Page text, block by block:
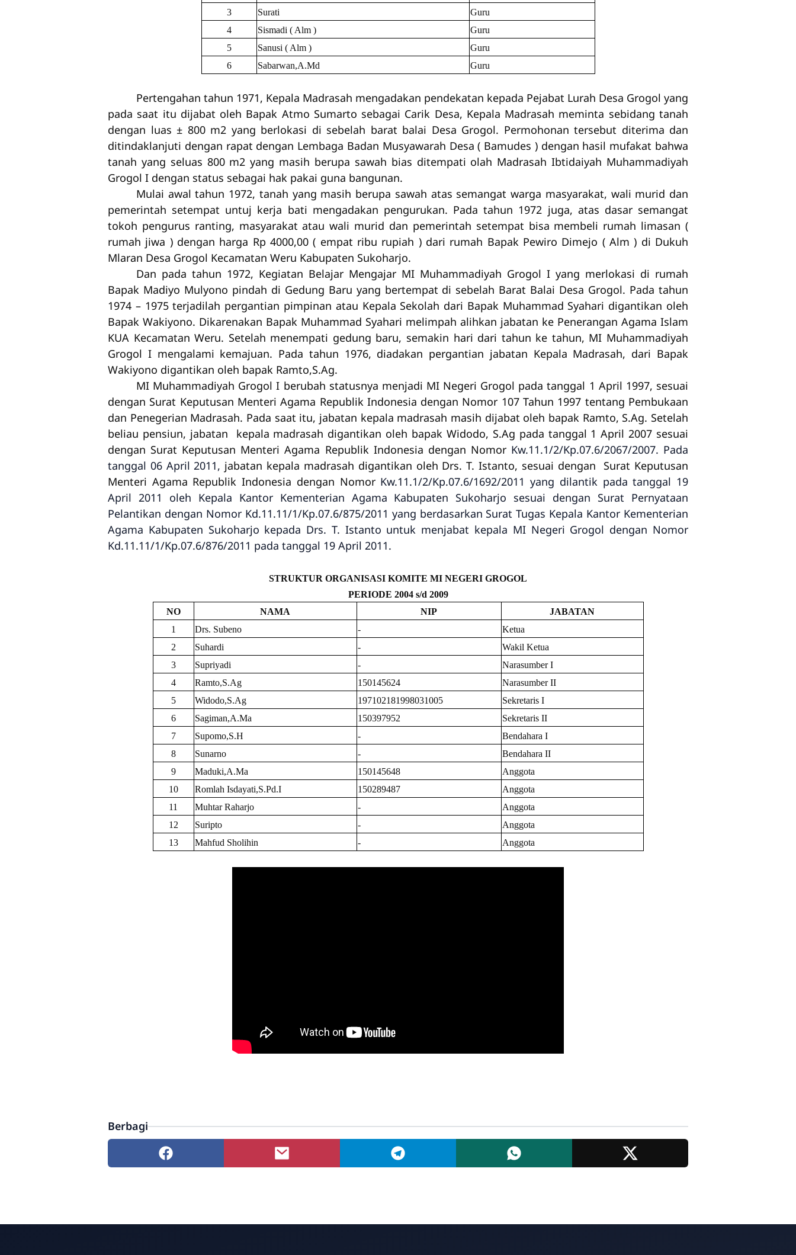
3
Surati
Guru
4
Sismadi ( Alm )
Guru
5
Sanusi ( Alm )
Guru
6
Sabarwan,A.Md Guru
Pertengahan tahun 1971, Kepala Madrasah mengadakan pendekatan kepada Pejabat Lurah Desa Grogol yang
pada saat itu dijabat oleh Bapak Atmo Sumarto sebagai Carik Desa, Kepala Madrasah meminta sebidang tanah
dengan luas ± 800 m2 yang berlokasi di sebelah barat balai Desa Grogol. Permohonan tersebut diterima dan
ditindaklanjuti dengan rapat dengan Lembaga Badan Musyawarah Desa ( Bamudes ) dengan hasil mufakat bahwa
tanah yang seluas 800 m2 yang masih berupa sawah bias ditempati olah Madrasah Ibtidaiyah Muhammadiyah
Grogol I dengan status sebagai hak pakai guna bangunan.
Mulai awal tahun 1972, tanah yang masih berupa sawah atas semangat warga masyarakat, wali murid dan
pemerintah setempat untuj kerja bati mengadakan pengurukan. Pada tahun 1972 juga, atas dasar semangat
tokoh pengurus ranting, masyarakat atau wali murid dan pemerintah setempat bisa membeli rumah limasan (
rumah jiwa ) dengan harga Rp 4000,00 ( empat ribu rupiah ) dari rumah Bapak Pewiro Dimejo ( Alm ) di Dukuh
Mlaran Desa Grogol Kecamatan Weru Kabupaten Sukoharjo.
Dan pada tahun 1972, Kegiatan Belajar Mengajar MI Muhammadiyah Grogol I yang merlokasi di rumah
Bapak Madiyo Mulyono pindah di Gedung Baru yang bertempat di sebelah Barat Balai Desa Grogol. Pada tahun
1974 – 1975 terjadilah pergantian pimpinan atau Kepala Sekolah dari Bapak Muhammad Syahari digantikan oleh
Bapak Wakiyono. Dikarenakan Bapak Muhammad Syahari melimpah alihkan jabatan ke Penerangan Agama Islam
KUA Kecamatan Weru. Setelah menempati gedung baru, semakin hari dari tahun ke tahun, MI Muhammadiyah
Grogol I mengalami kemajuan. Pada tahun 1976, diadakan pergantian jabatan Kepala Madrasah, dari Bapak
Wakiyono digantikan oleh bapak Ramto,S.Ag.
MI Muhammadiyah Grogol I berubah statusnya menjadi MI Negeri Grogol pada tanggal 1 April 1997, sesuai
dengan Surat Keputusan Menteri Agama Republik Indonesia dengan Nomor 107 Tahun 1997 tentang Pembukaan
dan Penegerian Madrasah. Pada saat itu, jabatan kepala madrasah masih dijabat oleh bapak Ramto, S.Ag. Setelah
beliau pensiun, jabatan kepala madrasah digantikan oleh bapak Widodo, S.Ag pada tanggal 1 April 2007 sesuai
dengan Surat Keputusan Menteri Agama Republik Indonesia dengan Nomor Kw.11.1/2/Kp.07.6/2067/2007. Pada
tanggal 06 April 2011, jabatan kepala madrasah digantikan oleh Drs. T. Istanto, sesuai dengan
Surat Keputusan
Menteri Agama Republik Indonesia dengan Nomor Kw.11.1/2/Kp.07.6/1692/2011 yang dilantik pada tanggal 19
April 2011 oleh Kepala Kantor Kementerian Agama Kabupaten Sukoharjo sesuai dengan Surat Pernyataan
Pelantikan dengan Nomor Kd.11.11/1/Kp.07.6/875/2011 yang berdasarkan Surat Tugas Kepala Kantor Kementerian
Agama Kabupaten Sukoharjo kepada Drs. T. Istanto untuk menjabat kepala MI Negeri Grogol dengan Nomor
Kd.11.11/1/Kp.07.6/876/2011 pada tanggal 19 April 2011.
STRUKTUR ORGANISASI KOMITE MI NEGERI GROGOL
PERIODE 2004 s/d 2009
NO
NAMA NIP
JABATAN
1
Drs. Subeno -
Ketua
2
Suhardi -
Wakil Ketua
3
Supriyadi -
Narasumber I
4
Ramto,S.Ag 150145624
Narasumber II
5
Widodo,S.Ag 197102181998031005
Sekretaris I
6
Sagiman,A.Ma 150397952
Sekretaris II
7
Supomo,S.H -
Bendahara I
8
Sunarno -
Bendahara II
9
Maduki,A.Ma 150145648
Anggota
10
Romlah Isdayati,S.Pd.I 150289487
Anggota
11
Muhtar Raharjo -
Anggota
12
Suripto -
Anggota
13
Mahfud Sholihin - Anggota
Berbagi